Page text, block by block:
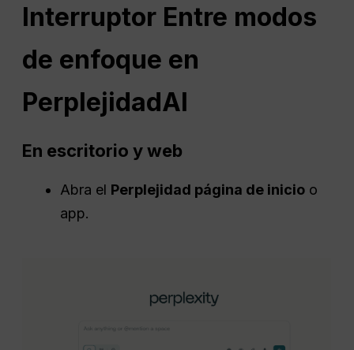
Interruptor Entre modos
de enfoque en
PerplejidadAI
En escritorio y web
Abra el Perplejidad página de inicio o
app.